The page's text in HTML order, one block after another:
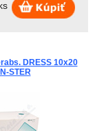
DRESS 10x20
STER